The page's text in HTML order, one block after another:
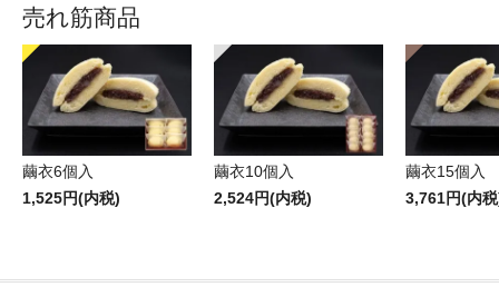
売れ筋商品
繭衣6個入
1,525円(内税)
繭衣10個入
2,524円(内税)
繭衣15個入
3,761円(内